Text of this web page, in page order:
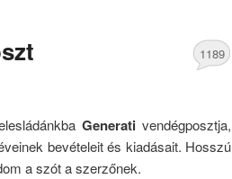
1189
Generati vendégposztja,
bevételeit és kiadásait. Hosszú
a szót a szerzőnek.